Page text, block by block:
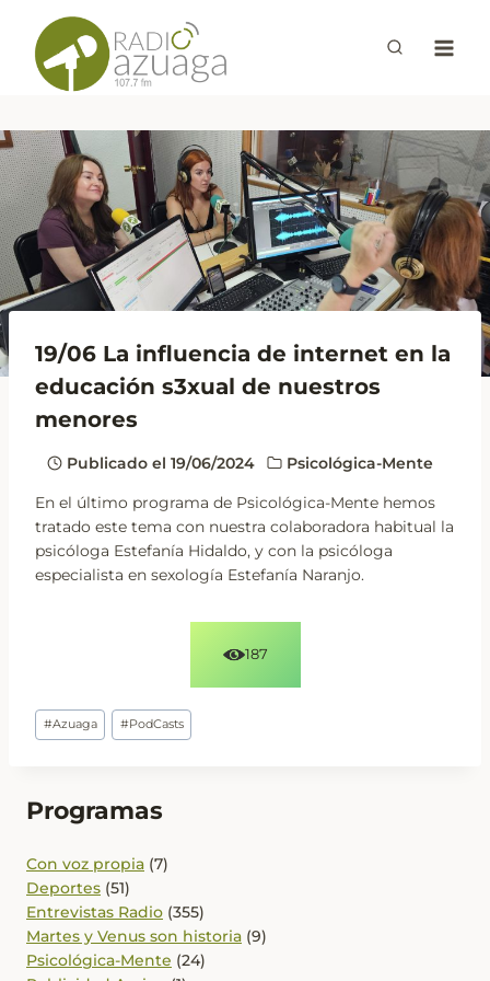
contenido
19/06 La influencia de internet en la
educación s3xual de nuestros
menores
Publicado el 19/06/2024
Psicológica-Mente
En el último programa de Psicológica-Mente hemos
tratado este tema con nuestra colaboradora habitual la
psicóloga Estefanía Hidaldo, y con la psicóloga
especialista en sexología Estefanía Naranjo.
187
Etiquetas
de
#Azuaga #PodCasts
Programas
Con voz propia (7)
Deportes (51)
Entrevistas Radio (355)
Martes y Venus son historia (9)
Psicológica-Mente (24)